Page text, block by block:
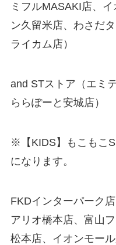
ミフルMASAKI店、
ン久留米店、わさだ
ライカム店）
and STストア（エミ
ららぽーと安城店）
※【KIDS】もこもこ
になります。
FKDインターパーク
アリオ橋本店、富山
松本店、イオンモー